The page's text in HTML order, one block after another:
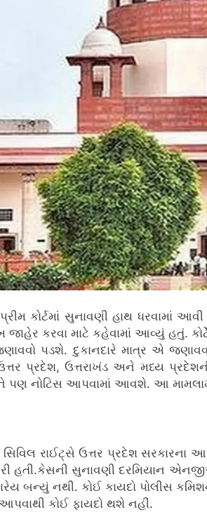
કોર્ટમાં સુનાવણી હાથ ધરવામાં
જાહેર કરવા માટે કહેવામાં આવ્યું હતું.
પડશે. દુકાનદારે માત્ર એ
ઉત્તર પ્રદેશ, ઉત્તરાખંડ અને મધ્ય
પણ નોટિસ આપવામાં આવશે. આ
રાઈટ્સે ઉત્તર પ્રદેશ સરકારના
સુનાવણી દરમિયાન
બન્યું નથી. કોઈ કાયદો પોલીસ
આપવાથી કોઈ ફાયદો થશે નહીં.